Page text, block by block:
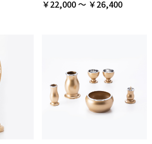
￥22,000 ～ ￥26,400